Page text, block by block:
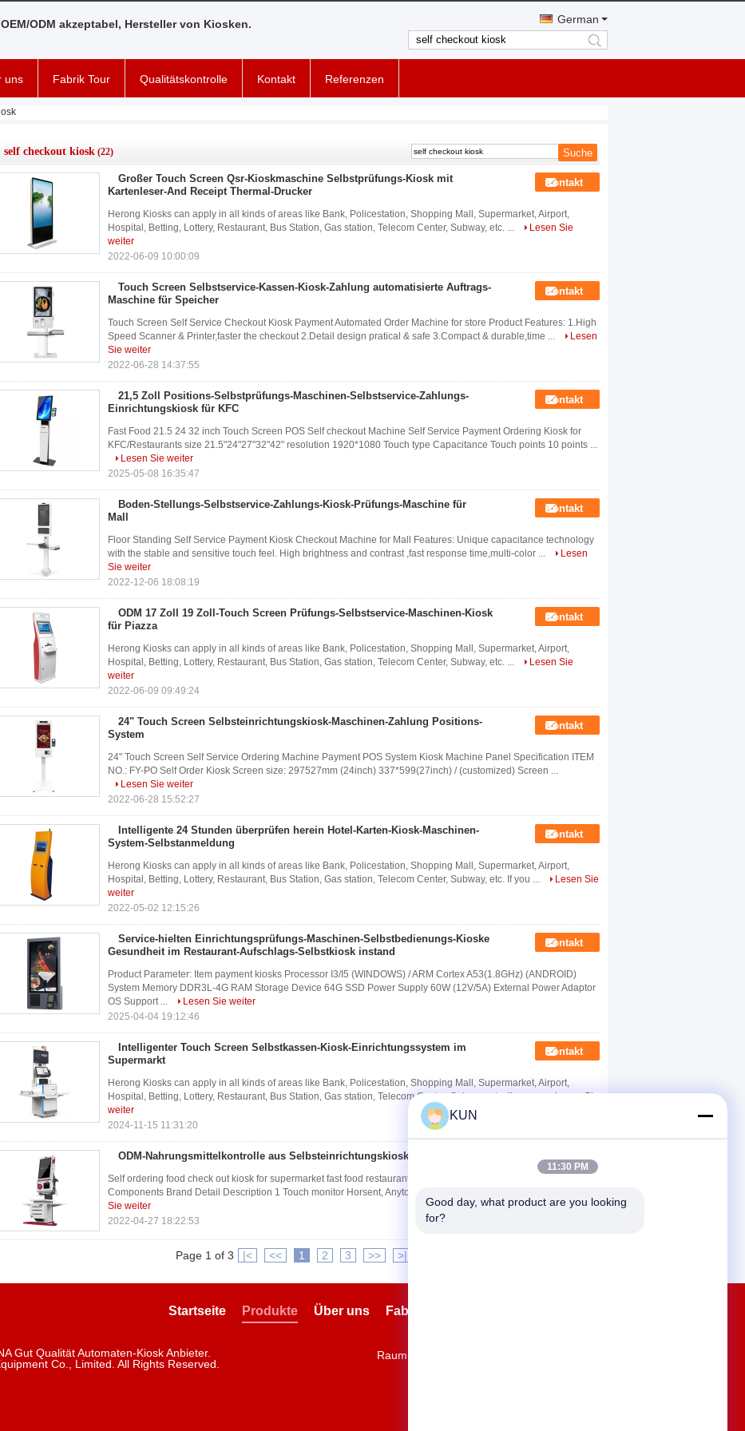
OEM/ODM akzeptabel, Hersteller von Kiosken. German
search
uns Fabrik Tour Qualitätskontrolle Kontakt Referenzen
self checkout kiosk (22)
Großer Touch Screen Qsr-Kioskmaschine Selbstprüfungs-Kiosk mit
Kartenleser-And Receipt Thermal-Drucker
Kontakt
Herong Kiosks can apply in all kinds of areas like Bank, Policestation, Shopping Mall, Supermarket, Airport,
Hospital, Betting, Lottery, Restaurant, Bus Station, Gas station, Telecom Center, Subway, etc. ...
Lesen Sie
weiter
2022-06-09 10:00:09
Touch Screen Selbstservice-Kassen-Kiosk-Zahlung automatisierte Auftrags-
Maschine für Speicher
Kontakt
Touch Screen Self Service Checkout Kiosk Payment Automated Order Machine for store​ Product Features: 1.High
Speed Scanner & Printer,faster the checkout 2.Detail design pratical & safe 3.Compact & durable,time ...
Lesen
Sie weiter
2022-06-28 14:37:55
21,5 Zoll Positions-Selbstprüfungs-Maschinen-Selbstservice-Zahlungs-
Einrichtungskiosk für KFC
Kontakt
Fast Food 21.5 24 32 inch Touch Screen POS Self checkout Machine Self Service Payment Ordering Kiosk for
KFC/Restaurants size 21.5"24"27"32"42" resolution 1920*1080 Touch type Capacitance Touch points 10 points ...
Lesen Sie weiter
2025-05-08 16:35:47
Boden-Stellungs-Selbstservice-Zahlungs-Kiosk-Prüfungs-Maschine für
Mall
Kontakt
Floor Standing Self Service Payment Kiosk Checkout Machine for Mall Features: Unique capacitance technology
with the stable and sensitive touch feel. High brightness and contrast ,fast response time,multi-color ...
Lesen
Sie weiter
2022-12-06 18:08:19
ODM 17 Zoll 19 Zoll-Touch Screen Prüfungs-Selbstservice-Maschinen-Kiosk
für Piazza
Kontakt
Herong Kiosks can apply in all kinds of areas like Bank, Policestation, Shopping Mall, Supermarket, Airport,
Hospital, Betting, Lottery, Restaurant, Bus Station, Gas station, Telecom Center, Subway, etc. ...
Lesen Sie
weiter
2022-06-09 09:49:24
24" Touch Screen Selbsteinrichtungskiosk-Maschinen-Zahlung Positions-
System
Kontakt
24" Touch Screen Self Service Ordering Machine Payment POS System Kiosk Machine Panel Specification ITEM
NO.: FY-PO Self Order Kiosk Screen size: 297527mm (24inch) 337*599(27inch) / (customized) Screen ...
Lesen Sie weiter
2022-06-28 15:52:27
Intelligente 24 Stunden überprüfen herein Hotel-Karten-Kiosk-Maschinen-
System-Selbstanmeldung
Kontakt
Herong Kiosks can apply in all kinds of areas like Bank, Policestation, Shopping Mall, Supermarket, Airport,
Hospital, Betting, Lottery, Restaurant, Bus Station, Gas station, Telecom Center, Subway, etc. If you ...
Lesen Sie
weiter
2022-05-02 12:15:26
Service-hielten Einrichtungsprüfungs-Maschinen-Selbstbedienungs-Kioske
Gesundheit im Restaurant-Aufschlags-Selbstkiosk instand
Kontakt
Product Parameter: Item payment kiosks Processor I3/I5 (WINDOWS) / ARM Cortex A53(1.8GHz) (ANDROID)
System Memory DDR3L-4G RAM Storage Device 64G SSD Power Supply 60W (12V/5A) External Power Adaptor
OS Support ...
Lesen Sie weiter
2025-04-04 19:12:46
Intelligenter Touch Screen Selbstkassen-Kiosk-Einrichtungssystem im
Supermarkt
Kontakt
Herong Kiosks can apply in all kinds of areas like Bank, Policestation, Shopping Mall, Supermarket, Airport,
Hospital, Betting, Lottery, Restaurant, Bus Station, Gas station, Telecom Center, Subway, etc. If you ...
Lesen Sie
weiter
2024-11-15 11:31:20
ODM-Nahrungsmittelkontrolle aus Selbsteinrichtungskiosk für Supermarkt Kontakt
Self ordering food check out kiosk for supermarket fast food restaurant shopping mall small shop Specification No.
Components Brand Detail Description 1 Touch monitor Horsent, Anytouch Product type: Embedded ...
Sie weiter
2022-04-27 18:22:53
Page 1 of 3 |< << 1 2 3 >> >|
Fabrik Tour
Über uns
Produkte
Startseite
Gut Qualität Automaten-Kiosk Anbieter.
Co., Limited. All Rights Reserved.
Raum 1901, Gebäude 9, Jingdong Dadao,
KUN
11:30 PM
Good day, what product are you looking
for?